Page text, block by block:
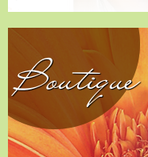
Boutique